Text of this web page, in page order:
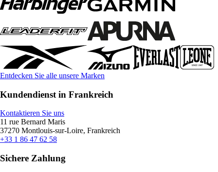
Entdecken Sie alle unsere Marken
Kundendienst in Frankreich
Kontaktieren Sie uns
11 rue Bernard Maris
37270 Montlouis-sur-Loire, Frankreich
+33 1 86 47 62 58
Sichere Zahlung